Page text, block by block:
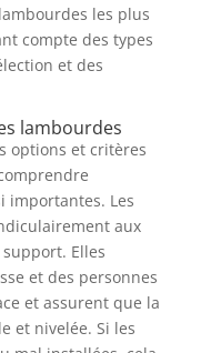
les plus
compte des types
et des
lambourdes
options et critères
importantes. Les
aux
Elles
et des personnes
et assurent que la
et nivelée. Si les